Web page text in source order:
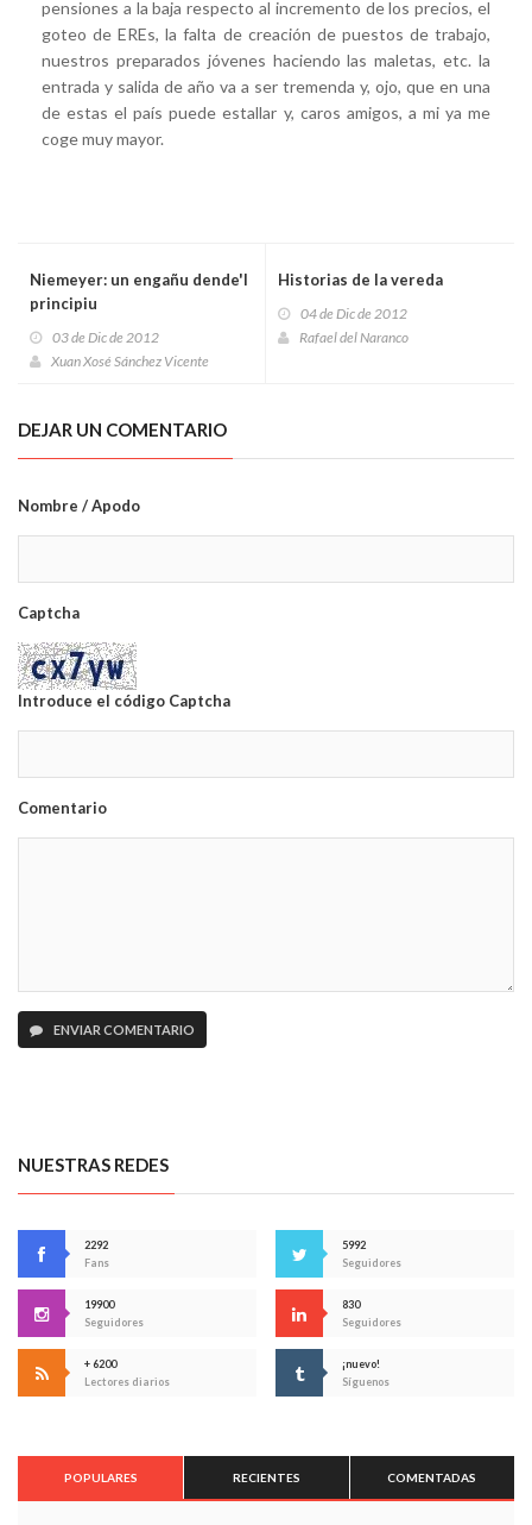
pensiones a la baja respecto al incremento de los precios, el
goteo de EREs, la falta de creación de puestos de trabajo,
nuestros preparados jóvenes haciendo las maletas, etc. la
entrada y salida de año va a ser tremenda y, ojo, que en una
de estas el país puede estallar y, caros amigos, a mi ya me
coge muy mayor.
Niemeyer: un engañu dende'l
principiu
03 de Dic de 2012
Xuan Xosé Sánchez Vicente
Historias de la vereda
04 de Dic de 2012
Rafael del Naranco
DEJAR UN COMENTARIO
Nombre / Apodo
Captcha
Introduce el código Captcha
Comentario
ENVIAR COMENTARIO
NUESTRAS REDES
2292
Fans
5992
Seguidores
19900
Seguidores
830
Seguidores
+ 6200
Lectores diarios
¡nuevo!
Síguenos
POPULARES RECIENTES COMENTADAS